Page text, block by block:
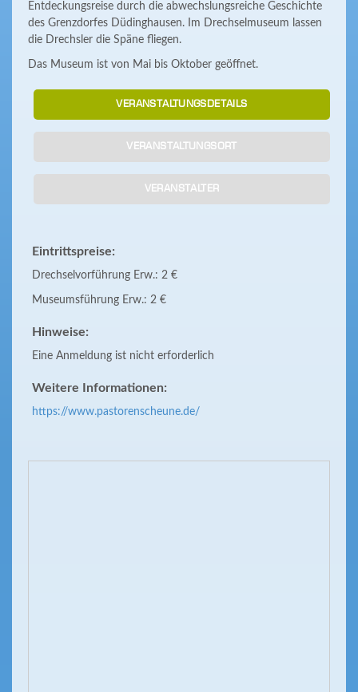
Entdeckungsreise durch die abwechslungsreiche Geschichte
des Grenzdorfes Düdinghausen. Im Drechselmuseum lassen
die Drechsler die Späne fliegen.
Das Museum ist von Mai bis Oktober geöffnet.
VERANSTALTUNGSDETAILS
VERANSTALTUNGSORT
VERANSTALTER
Eintrittspreise:
Drechselvorführung Erw.: 2 €
Museumsführung Erw.: 2 €
Hinweise:
Eine Anmeldung ist nicht erforderlich
Weitere Informationen:
https://www.pastorenscheune.de/